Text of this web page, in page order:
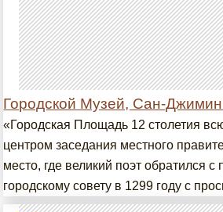
Городской Музей, Сан-
«Городская Площадь 12 столетия
центром заседания местного
место, где великий поэт обратился с
городскому совету в 1299 году с